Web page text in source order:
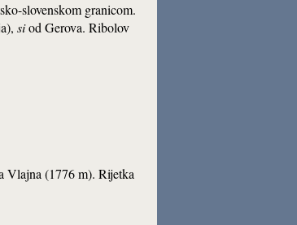
slovenskom granicom.
siod Gerova. Ribolov
Vlajna (1776 m). Rijetka